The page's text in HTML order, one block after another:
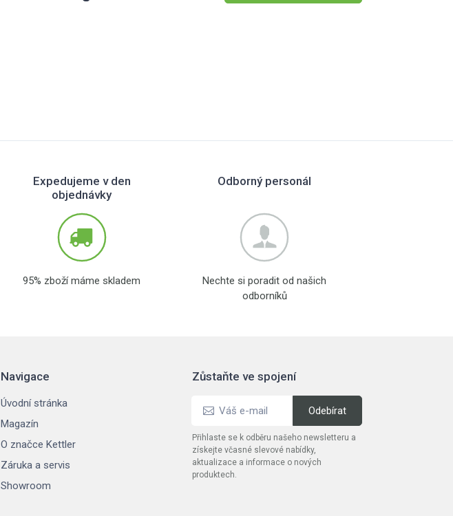
Expedujeme v den
objednávky
95% zboží máme skladem
Odborný personál
Nechte si poradit od našich
odborníků
Navigace
Úvodní stránka
Magazín
O značce Kettler
Záruka a servis
Showroom
Zůstaňte ve spojení
Přihlaste se k odběru našeho newsletteru a
získejte včasné slevové nabídky,
aktualizace a informace o nových
produktech.